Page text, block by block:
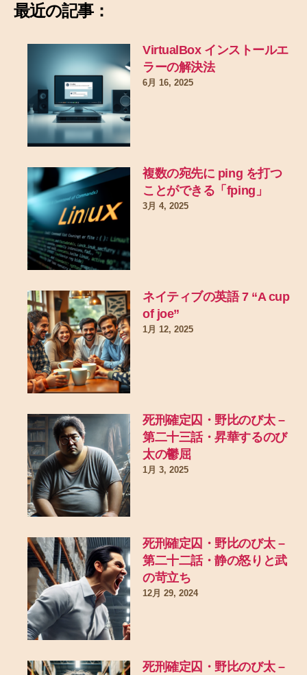
最近の記事：
VirtualBox インストールエ
ラーの解決法
6月 16, 2025
複数の宛先に ping を打つ
ことができる「fping」
3月 4, 2025
ネイティブの英語 7 “A cup
of joe”
1月 12, 2025
死刑確定囚・野比のび太 –
第二十三話・昇華するのび
太の鬱屈
1月 3, 2025
死刑確定囚・野比のび太 –
第二十二話・静の怒りと武
の苛立ち
12月 29, 2024
死刑確定囚・野比のび太 –